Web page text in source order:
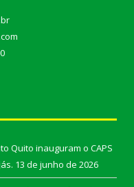
Quito inauguram o CAPS
13 de junho de 2026